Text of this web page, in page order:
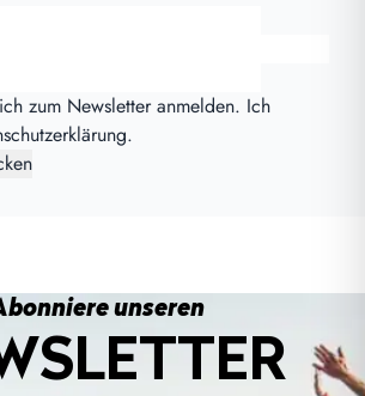
zum Newsletter anmelden. Ich
.
unseren